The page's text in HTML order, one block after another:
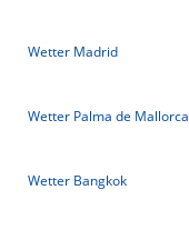
Wetter Madrid
Wetter Palma de Mallorca
Wetter Bangkok